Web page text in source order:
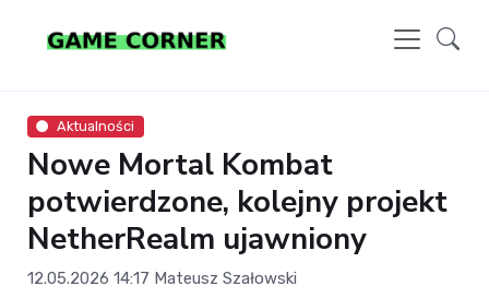
Aktualności
Nowe Mortal Kombat
potwierdzone, kolejny projekt
NetherRealm ujawniony
12.05.2026 14:17 Mateusz Szałowski